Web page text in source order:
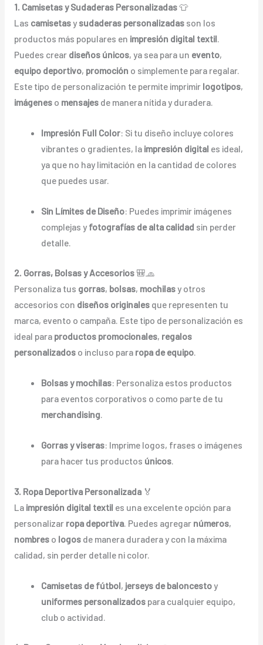
1. Camisetas y Sudaderas Personalizadas👕
Las camisetasy sudaderas personalizadasson los
productos más populares en impresión digital textil.
Puedes crear diseños únicos, ya sea para un evento,
equipo deportivo, promoción o simplemente para regalar.
Este tipo de personalización te permite imprimir logotipos,
imágeneso mensajesde manera nítida y duradera.
Impresión Full Color: Si tu diseño incluye colores
vibrantes o gradientes, la impresión digital es ideal,
ya que no hay limitación en la cantidad de colores
que puedes usar.
Sin Límites de Diseño: Puedes imprimir imágenes
complejas y fotografías de alta calidad sin perder
detalle.
2. Gorras, Bolsas y Accesorios🎒🧢
Personaliza tus gorras, bolsas, mochilasy otros
accesorios con diseños originalesque representen tu
marca, evento o campaña. Este tipo de personalización es
ideal para productos promocionales, regalos
personalizadoso incluso para ropa de equipo.
Bolsas y mochilas: Personaliza estos productos
para eventos corporativos o como parte de tu
merchandising.
Gorras y viseras: Imprime logos, frases o imágenes
para hacer tus productos únicos.
3. Ropa Deportiva Personalizada🏅
La impresión digital textil es una excelente opción para
personalizar ropa deportiva. Puedes agregar números,
nombreso logosde manera duradera y con la máxima
calidad, sin perder detalle ni color.
Camisetas de fútbol, jerseys de baloncestoy
uniformes personalizados para cualquier equipo,
club o actividad.